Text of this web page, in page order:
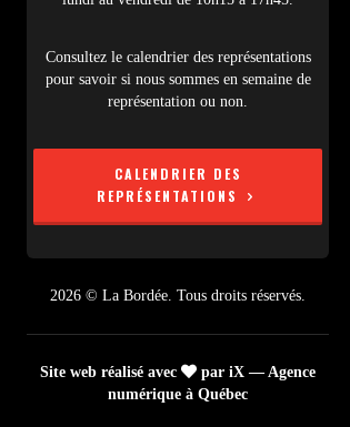
Consultez le calendrier des représentations
pour savoir si nous sommes en semaine de
représentation ou non.
CALENDRIER DES
REPRÉSENTATIONS
2026 © La Bordée. Tous droits réservés.
Site web réalisé avec
par iX — Agence
numérique à Québec